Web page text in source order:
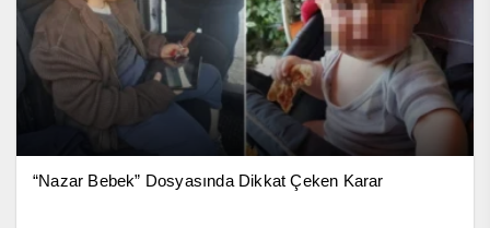
“Nazar Bebek” Dosyasında Dikkat Çeken Karar